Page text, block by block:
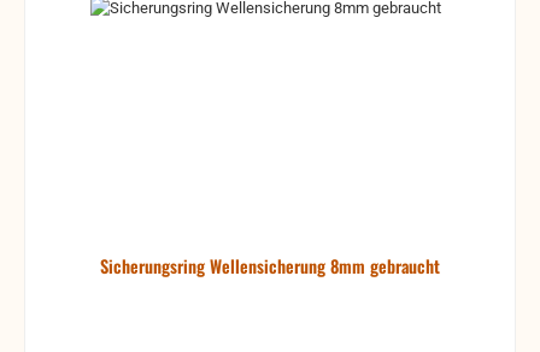
Sicherungsring Wellensicherung 8mm gebraucht